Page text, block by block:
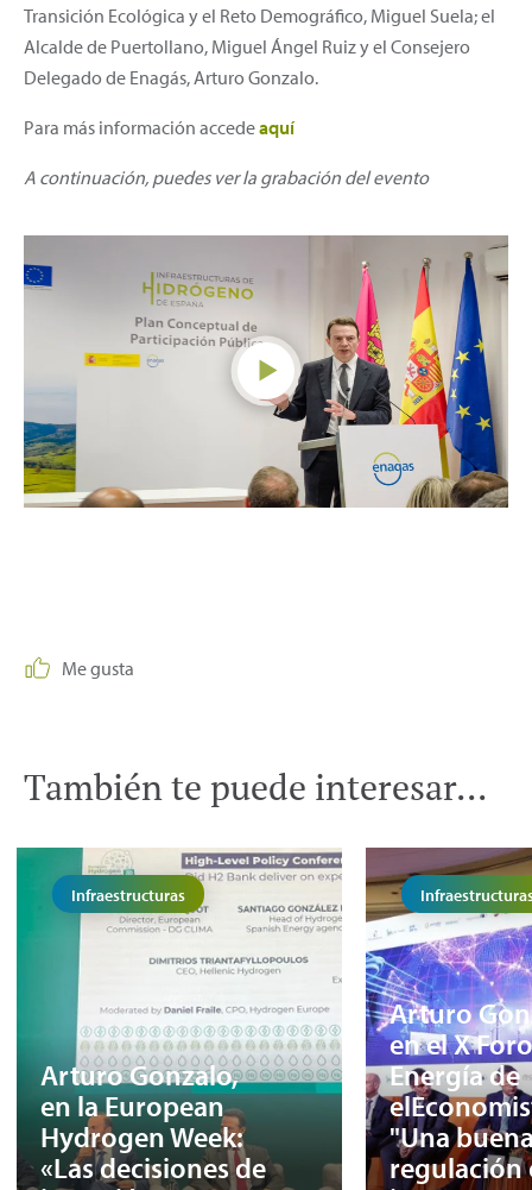
Transición Ecológica y el Reto Demográfico, Miguel Suela; el
Alcalde de Puertollano, Miguel Ángel Ruiz y el Consejero
Delegado de Enagás, Arturo Gonzalo.
Para más información accedeaquí
A continuación, puedes ver la grabación del evento
Me gusta
También te puede interesar...
Infraestructuras
Arturo Gonzalo,
en la European
Hydrogen Week:
«Las decisiones de
Arturo
en el X
Energía de
"Una
regulación